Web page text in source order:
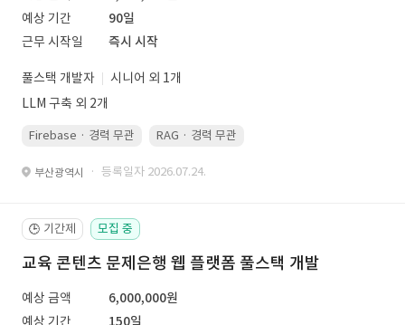
예상 기간
90일
근무 시작일
즉시 시작
풀스택 개발자
시니어 외 1개
LLM 구축 외 2개
Firebase · 경력 무관 RAG · 경력 무관
부산광역시 · 등록일자 2026.07.24.
🕒 기간제 모집 중
교육 콘텐츠 문제은행 웹 플랫폼 풀스택 개발
예상 금액
6,000,000원
예상 기간
150일